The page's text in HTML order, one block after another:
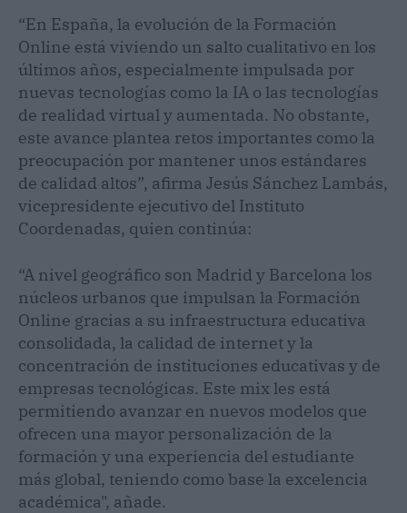
“En España, la evolución de la Formación
Online está viviendo un salto cualitativo en los
últimos años, especialmente impulsada por
nuevas tecnologías como la IA o las tecnologías
de realidad virtual y aumentada. No obstante,
este avance plantea retos importantes como la
preocupación por mantener unos estándares
de calidad altos”, afirma Jesús Sánchez Lambás,
vicepresidente ejecutivo del Instituto
Coordenadas, quien continúa:
“A nivel geográfico son Madrid y Barcelona los
núcleos urbanos que impulsan la Formación
Online gracias a su infraestructura educativa
consolidada, la calidad de internet y la
concentración de instituciones educativas y de
empresas tecnológicas. Este mix les está
permitiendo avanzar en nuevos modelos que
ofrecen una mayor personalización de la
formación y una experiencia del estudiante
más global, teniendo como base la excelencia
académica", añade.